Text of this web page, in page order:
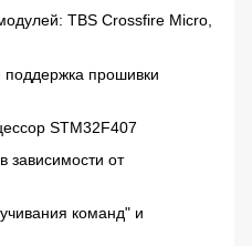
TBS Crossfire Micro,
поддержка прошивки
STM32F407
зависимости от
команд" и